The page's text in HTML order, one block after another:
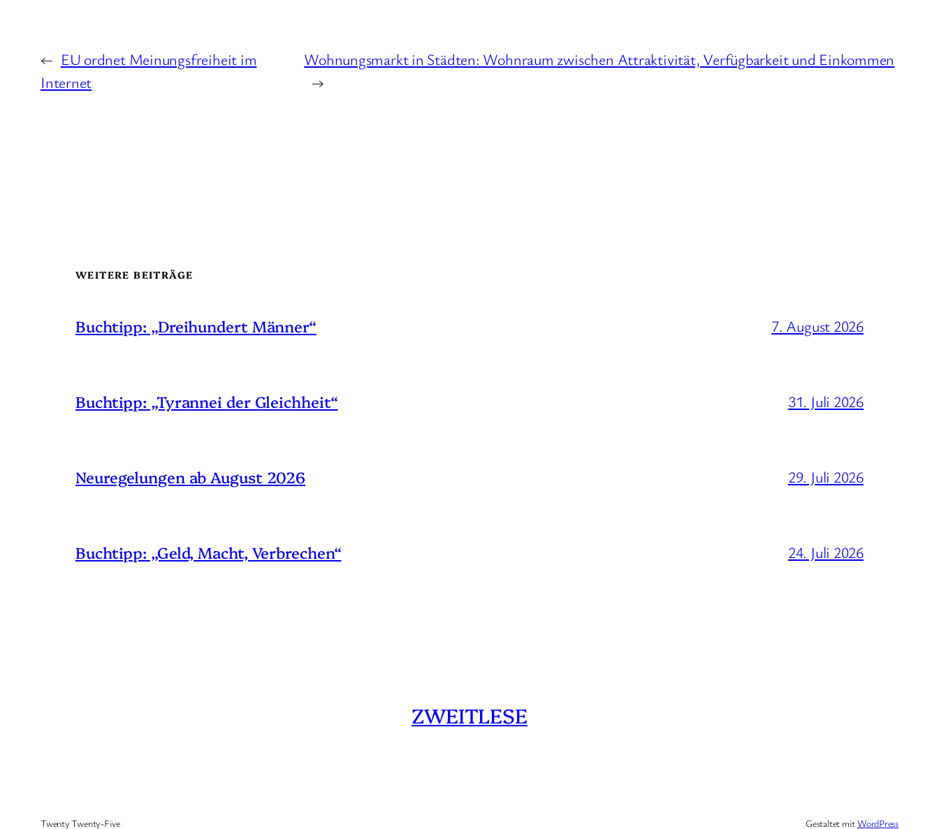
← EU ordnet Meinungsfreiheit im
Internet
Wohnungsmarkt in Städten: Wohnraum zwischen Attraktivität, Verfügbarkeit und Einkommen
→
WEITERE BEITRÄGE
Buchtipp: „Dreihundert Männer“ 7. August 2026
Buchtipp: „Tyrannei der Gleichheit“ 31. Juli 2026
Neuregelungen ab August 2026 29. Juli 2026
Buchtipp: „Geld, Macht, Verbrechen“ 24. Juli 2026
ZWEITLESE
Twenty Twenty-Five Gestaltet mitWordPress